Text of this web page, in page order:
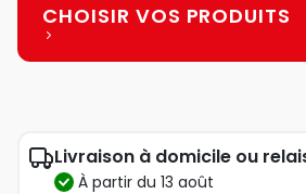
CHOISIR VOS PRODUITS
Livraison à domicile ou
à partir du 13 août